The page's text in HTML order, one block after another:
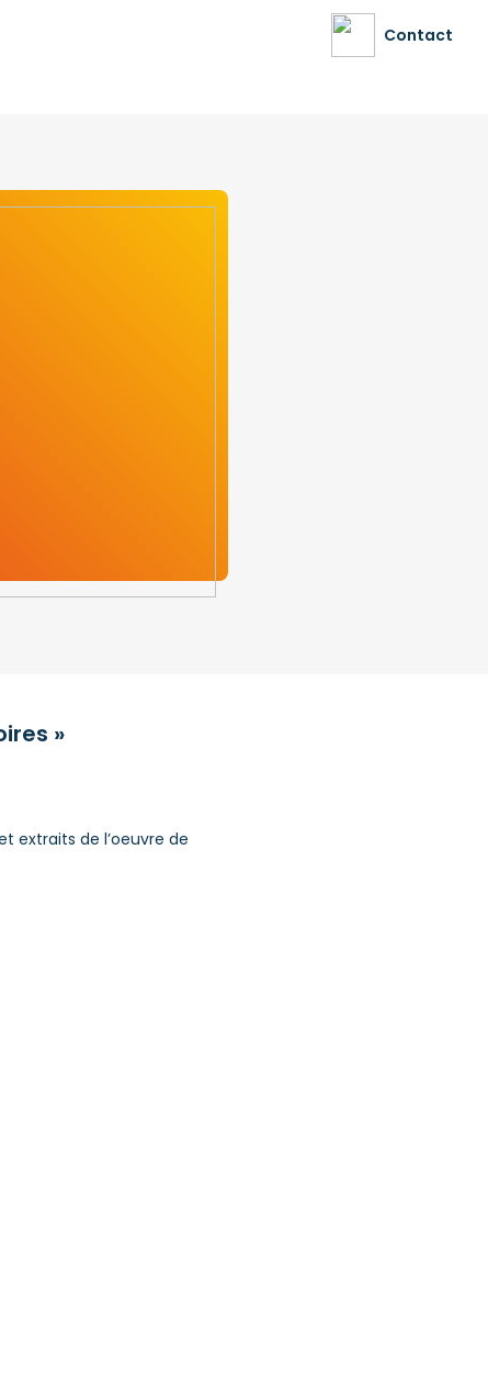
Contact
»
extraits de l’oeuvre de